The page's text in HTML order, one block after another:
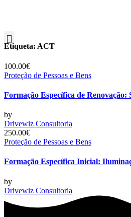
Etiqueta: ACT
100.00€
Proteção de Pessoas e Bens
Formação Específica de Renovação:
by
Drivewiz Consultoria
250.00€
Proteção de Pessoas e Bens
Formação Específica Inicial:
by
Drivewiz Consultoria